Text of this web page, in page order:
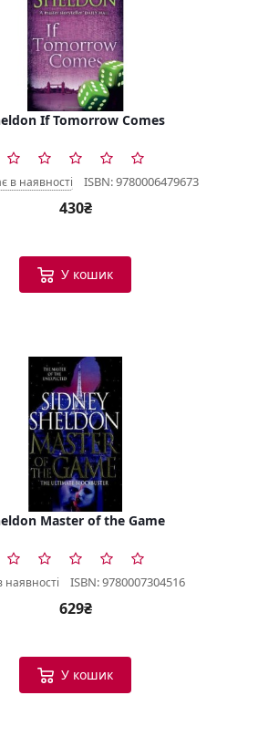
If Tomorrow Comes
в наявності ISBN: 9780006479673
430₴
У кошик
Master of the Game
наявності ISBN: 9780007304516
629₴
У кошик